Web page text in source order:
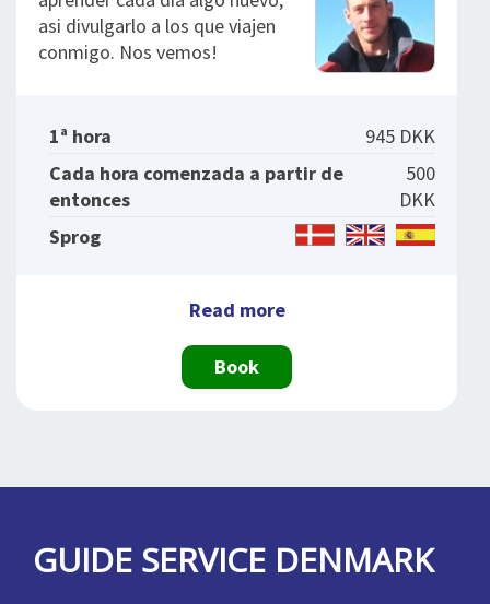
asi divulgarlo a los que viajen
conmigo. Nos vemos!
1ª hora
945 DKK
Cada hora comenzada a partir de
entonces
500
DKK
Sprog
Read more
Book
GUIDE SERVICE DENMARK